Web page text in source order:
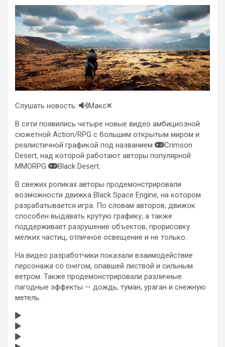
Слушать новость:
Макс
В сети появились четыре новые видео амбициозной
сюжетной Action/RPG с большим открытым миром и
реалистичной графикой под названием
Crimson
Desert, над которой работают авторы популярной
MMORPG
Black Desert.
В свежих роликах авторы продемонстрировали
возможности движка Black Space Engine, на котором
разрабатывается игра. По словам авторов, движок
способен выдавать крутую графику, а также
поддерживает разрушение объектов, прорисовку
мелких частиц, отличное освещение и не только.
На видео разработчики показали взаимодействие
персонажа со снегом, опавшей листвой и сильным
ветром. Также продемонстрировали различные
пагодные эффекты — дождь, туман, ураган и снежную
метель.